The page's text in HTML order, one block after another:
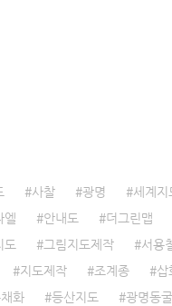
사찰 광명
세계지
엘 안내도 더그린맵
도 그림지도제작
서용
지도제작 조계종 삽
화 등산지도
광명동굴